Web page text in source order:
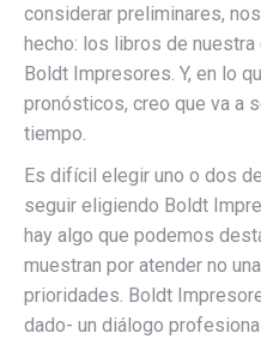
considerar preliminares,
hecho: los libros de
Boldt Impresores. Y, en lo
pronósticos, creo que va a
tiempo.
Es difícil elegir uno o dos
seguir eligiendo Boldt
hay algo que podemos
muestran por atender no
prioridades. Boldt
dado- un diálogo